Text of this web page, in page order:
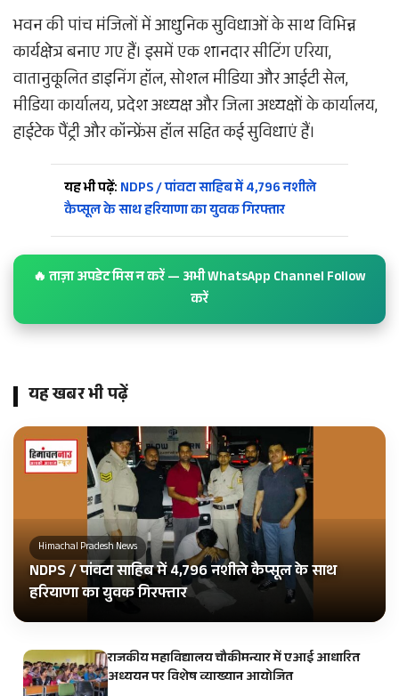
भवन की पांच मंजिलों में आधुनिक सुविधाओं के साथ विभिन्न
कार्यक्षेत्र बनाए गए हैं। इसमें एक शानदार सीटिंग एरिया,
वातानुकूलित डाइनिंग हॉल, सोशल मीडिया और आईटी सेल,
मीडिया कार्यालय, प्रदेश अध्यक्ष और जिला अध्यक्षों के कार्यालय,
हाईटेक पैंट्री और कॉन्फ्रेंस हॉल सहित कई सुविधाएं हैं।
यह भी पढ़ें: NDPS / पांवटा साहिब में 4,796 नशीले
कैप्सूल के साथ हरियाणा का युवक गिरफ्तार
🔥 ताज़ा अपडेट मिस न करें — अभी WhatsApp Channel Follow
करें
यह खबर भी पढ़ें
Himachal Pradesh News
NDPS / पांवटा साहिब में 4,796 नशीले कैप्सूल के साथ
हरियाणा का युवक गिरफ्तार
राजकीय महाविद्यालय चौकीमन्यार में एआई आधारित
अध्ययन पर विशेष व्याख्यान आयोजित